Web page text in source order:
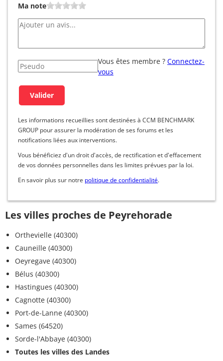
Ma note
Vous êtes membre ? Connectez-
vous
Les informations recueillies sont destinées à CCM BENCHMARK
GROUP pour assurer la modération de ses forums et les
notifications liées aux interventions.
Vous bénéficiez d'un droit d'accès, de rectification et d'effacement
de vos données personnelles dans les limites prévues par la loi.
En savoir plus sur notre politique de confidentialité.
Les villes proches de Peyrehorade
Orthevielle (40300)
Cauneille (40300)
Oeyregave (40300)
Bélus (40300)
Hastingues (40300)
Cagnotte (40300)
Port-de-Lanne (40300)
Sames (64520)
Sorde-l'Abbaye (40300)
Toutes les villes des Landes